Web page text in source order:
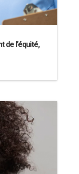
de l’équité,